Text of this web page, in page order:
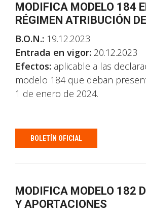
MODIFICA MODELO 184
RÉGIMEN ATRIBUCIÓN
B.O.N.: 19.12.2023
Entrada en vigor: 20.12.2023
Efectos: aplicable a las
modelo 184 que deban
1 de enero de 2024.
BOLETÍN OFICIAL
MODIFICA MODELO 182
Y APORTACIONES